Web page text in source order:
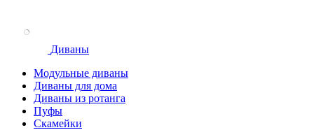
Диваны
Модульные диваны
Диваны для дома
Диваны из ротанга
Пуфы
Скамейки